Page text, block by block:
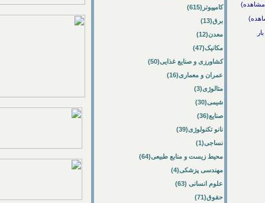
کامپیوتر(615)
برق(13)
معدن(12)
مکانیک(47)
کشاورزی و صنایع غذایی(50)
عمران و معماری(16)
متالوژی(3)
شیمی(30)
صنایع(36)
نانو تکنولوژی(39)
نساجی(1)
محیط زیست و منابع طبیعی(64)
مهندسی پزشکی(4)
علوم انسانی (63)
حقوق(71)